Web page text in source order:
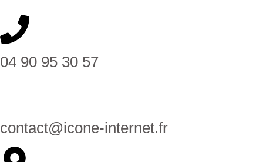
04 90 95 30 57
contact@icone-internet.fr